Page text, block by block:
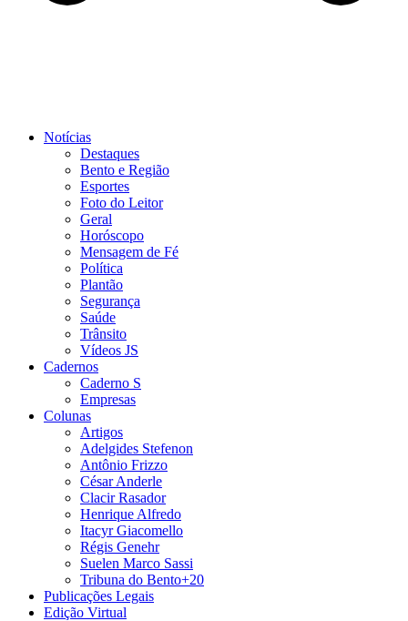
Notícias
Destaques
Bento e Região
Esportes
Foto do Leitor
Geral
Horóscopo
Mensagem de Fé
Política
Plantão
Segurança
Saúde
Trânsito
Vídeos JS
Cadernos
Caderno S
Empresas
Colunas
Artigos
Adelgides Stefenon
Antônio Frizzo
César Anderle
Clacir Rasador
Henrique Alfredo
Itacyr Giacomello
Régis Genehr
Suelen Marco Sassi
Tribuna do Bento+20
Publicações Legais
Edição Virtual